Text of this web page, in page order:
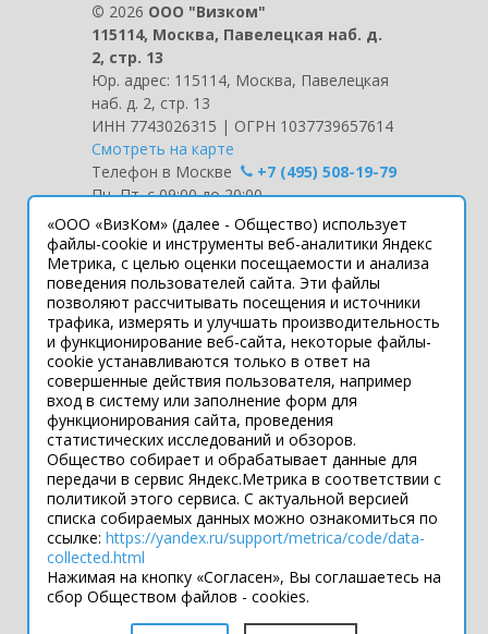
© 2026 ООО "Визком"
115114, Москва, Павелецкая наб. д.
2, стр. 13
Юр. адрес: 115114, Москва, Павелецкая
наб. д. 2, стр. 13
ИНН 7743026315 | ОГРН 1037739657614
Смотреть на карте
Телефон в Москве
+7 (495) 508-19-79
Пн.-Пт. с 09:00 до 20:00
Интернет-сайт носит информационный
характер и ни при каких условиях не
является публичной офертой, которая
определяется положениями статьи 437
Гражданского кодекса РФ.
Технические параметры (спецификация)
и комплект поставки товара могут быть
изменены производителем без
предварительного уведомления.
Уточняйте информацию у наших
менеджеров.
Подпишитесь
Разработка сайта — Filatov Group
«ООО «ВизКом» (далее - Общество) использует
файлы-cookie и инструменты веб-аналитики Яндекс
Метрика, с целью оценки посещаемости и анализа
поведения пользователей сайта. Эти файлы
позволяют рассчитывать посещения и источники
трафика, измерять и улучшать производительность
и функционирование веб-сайта, некоторые файлы-
cookie устанавливаются только в ответ на
совершенные действия пользователя, например
вход в систему или заполнение форм для
функционирования сайта, проведения
статистических исследований и обзоров.
Общество собирает и обрабатывает данные для
передачи в сервис Яндекс.Метрика в соответствии с
политикой этого сервиса. С актуальной версией
списка собираемых данных можно ознакомиться по
ссылке: https://yandex.ru/support/metrica/code/data-
collected.html
Нажимая на кнопку «Согласен», Вы соглашаетесь на
сбор Обществом файлов - cookies.